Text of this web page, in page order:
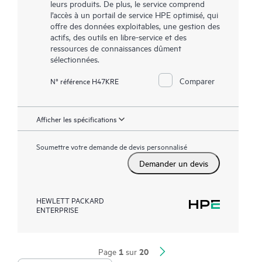
leurs produits. De plus, le service comprend
l’accès à un portail de service HPE optimisé, qui
offre des données exploitables, une gestion des
actifs, des outils en libre-service et des
ressources de connaissances dûment
sélectionnées.
N° référence H47KRE Comparer
Afficher les spécifications
Soumettre votre demande de devis personnalisé
Demander un devis
HEWLETT PACKARD
ENTERPRISE
Page 1 sur 20